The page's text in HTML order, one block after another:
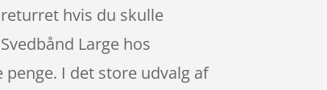
hvis du skulle
Large hos
I det store udvalg af